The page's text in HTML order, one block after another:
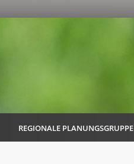
REGIONALE PLANUNGSGRUPPE